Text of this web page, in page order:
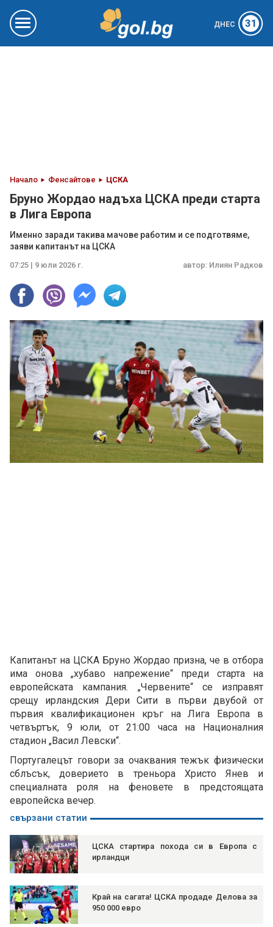
ДНЕС 31
Начало Фенсайтове ЦСКА
Бруно Жордао надъха ЦСКА преди старта
в Лига Европа
Именно заради такива мачове работим и се подготвяме,
заяви капитанът на ЦСКА
07:25 | 9 юли 2026 г. автор: Илиян Радков
Капитанът на ЦСКА Бруно Жордао призна, че в отбора
има онова „хубаво напрежение“ преди старта на
европейската кампания. „Червените“ се изправят
срещу ирландския Дери Сити в първи двубой от
първия квалификационен кръг на Лига Европа в
четвъртък, 9 юли, от 21:00 часа на Националния
стадион „Васил Левски“.
Португалецът говори за очаквания тежък физически
сблъсък, доверието в треньора Христо Янев и
специалната роля на феновете в предстоящата
европейска вечер.
свързани статии
ЦСКА стартира похода си в Европа с
ирландци
Край на сагата! ЦСКА продаде Делова за
950 000 евро